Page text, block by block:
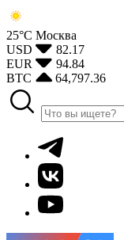
25°С Москва
USD
82.17
EUR
94.84
BTC
64,797.36